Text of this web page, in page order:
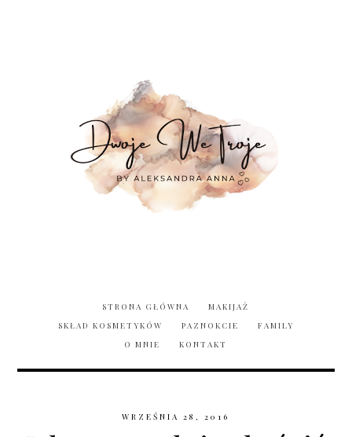
STRONA GŁÓWNA
MAKIJAŻ
SKŁAD KOSMETYKÓW
PAZNOKCIE
FAMILY
O MNIE
KONTAKT
WRZEŚNIA 28, 2016